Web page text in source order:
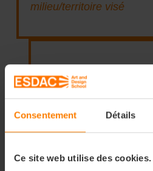
Consentement Détails
Ce site web utilise des cookies.
milieu/territoire visé
les
suivre, gérer et
réalisation